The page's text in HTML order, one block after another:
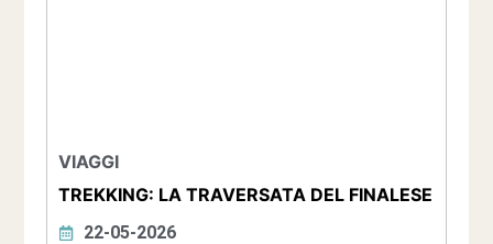
VIAGGI
TREKKING: LA TRAVERSATA DEL FINALESE
22-05-2026